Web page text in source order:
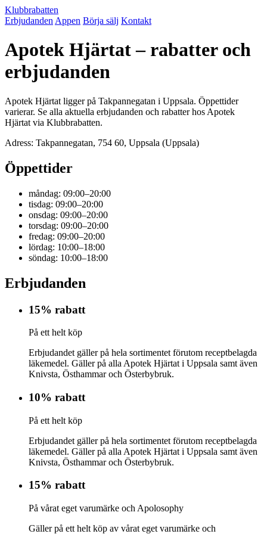
Klubbrabatten
Erbjudanden Appen Börja sälj Kontakt
Apotek Hjärtat – rabatter och
erbjudanden
Apotek Hjärtat ligger på Takpannegatan i Uppsala. Öppettider
varierar. Se alla aktuella erbjudanden och rabatter hos Apotek
Hjärtat via Klubbrabatten.
Adress: Takpannegatan, 754 60, Uppsala (Uppsala)
Öppettider
måndag: 09:00–20:00
tisdag: 09:00–20:00
onsdag: 09:00–20:00
torsdag: 09:00–20:00
fredag: 09:00–20:00
lördag: 10:00–18:00
söndag: 10:00–18:00
Erbjudanden
15% rabatt
På ett helt köp
Erbjudandet gäller på hela sortimentet förutom receptbelagda
läkemedel. Gäller på alla Apotek Hjärtat i Uppsala samt även
Knivsta, Östhammar och Österbybruk.
10% rabatt
På ett helt köp
Erbjudandet gäller på hela sortimentet förutom receptbelagda
läkemedel. Gäller på alla Apotek Hjärtat i Uppsala samt även
Knivsta, Östhammar och Österbybruk.
15% rabatt
På vårat eget varumärke och Apolosophy
Gäller på ett helt köp av vårat eget varumärke och